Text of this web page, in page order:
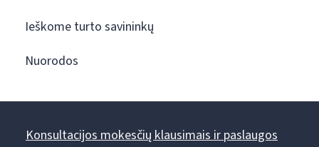
Ieškome turto savininkų
Nuorodos
Konsultacijos mokesčių klausimais ir paslaugos